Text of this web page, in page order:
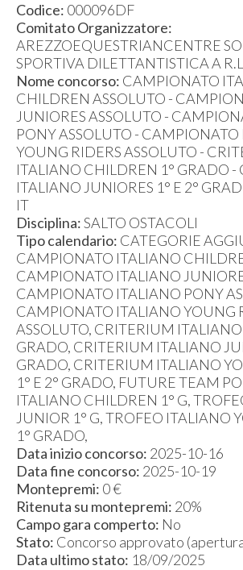
Codice: 000096DF
Comitato Organizzatore:
AREZZOEQUESTRIANCENTRE
SPORTIVA DILETTANTISTICA A
Nome concorso: CAMPIONATO
CHILDREN ASSOLUTO -
JUNIORES ASSOLUTO -
PONY ASSOLUTO -
YOUNG RIDERS ASSOLUTO -
ITALIANO CHILDREN 1° GRADO -
ITALIANO JUNIORES 1° E 2°
IT
Disciplina:SALTO OSTACOLI
Tipo calendario: CATEGORIE
CAMPIONATO ITALIANO
CAMPIONATO ITALIANO
CAMPIONATO ITALIANO PONY
CAMPIONATO ITALIANO YOUNG
ASSOLUTO, CRITERIUM
GRADO, CRITERIUM ITALIANO
GRADO, CRITERIUM ITALIANO
1° E 2° GRADO, FUTURE TEAM
ITALIANO CHILDREN 1° G,
JUNIOR 1° G, TROFEO ITALIANO
1° GRADO,
Data inizio concorso: 2025-10-16
Data fine concorso: 2025-10-19
Montepremi: 0 €
Ritenuta su montepremi: 20%
Campo gara comperto: No
Stato: Concorso approvato
Data ultimo stato: 18/09/2025